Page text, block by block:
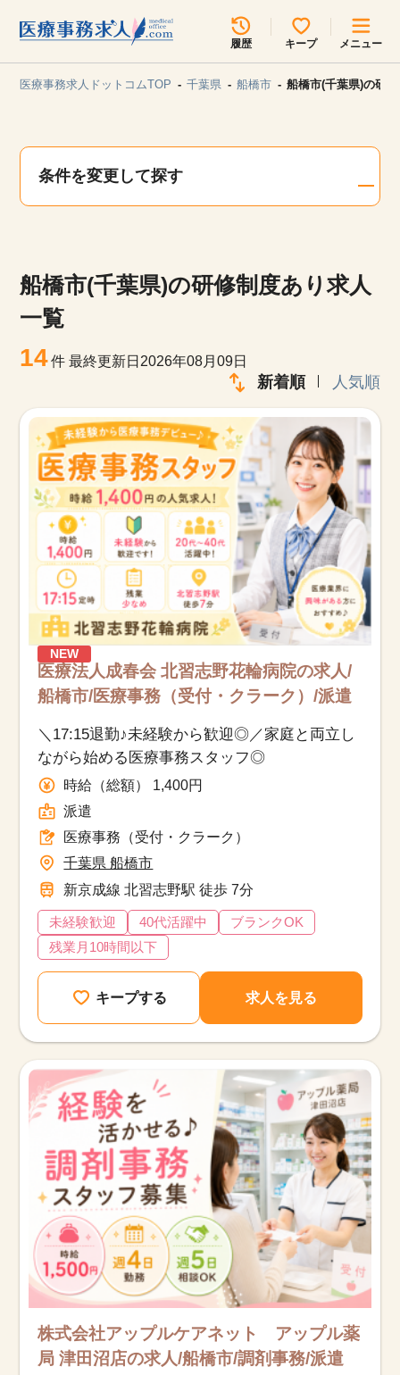
履歴 キープ メニュー
見学会・イベント情報
お知らせ
医療事務求人ドットコムとは
サイトの使い方
就職サポート
人材をお探しの医療機関・企業様
運営会社
医療事務求人ドットコムTOP 千葉県 船橋市 船橋市(千葉県)の研
条件を変更して探す
船橋市(千葉県)の研修制度あり求人
一覧
14件最終更新日2026年08月09日
新着順 人気順
NEW
医療法人成春会 北習志野花輪病院の求人/
船橋市/医療事務（受付・クラーク）/派遣
＼17:15退勤♪未経験から歓迎◎／家庭と両立し
ながら始める医療事務スタッフ◎
時給（総額） 1,400円
派遣
医療事務（受付・クラーク）
千葉県 船橋市
新京成線 北習志野駅 徒歩 7分
未経験歓迎 40代活躍中
ブランクOK
残業月10時間以下
キープする 求人を見る
株式会社アップルケアネット アップル薬
局 津田沼店の求人/船橋市/調剤事務/派遣
所在地のエリアを選択してください
各支店担当よりご連絡させていただきます。
関東
甲信越・北陸 中国・四国
九州・沖縄